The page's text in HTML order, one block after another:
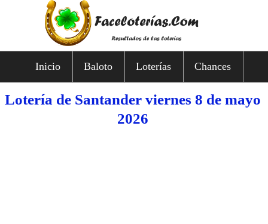
Inicio Baloto Loterías Chances
Lotería de Santander viernes 8 de mayo
2026